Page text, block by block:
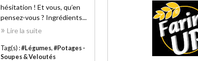
hésitation ! Et vous, qu’en
pensez-vous ? Ingrédients...
Lire la suite
Tag(s) :#Légumes, #Potages -
Soupes & Veloutés